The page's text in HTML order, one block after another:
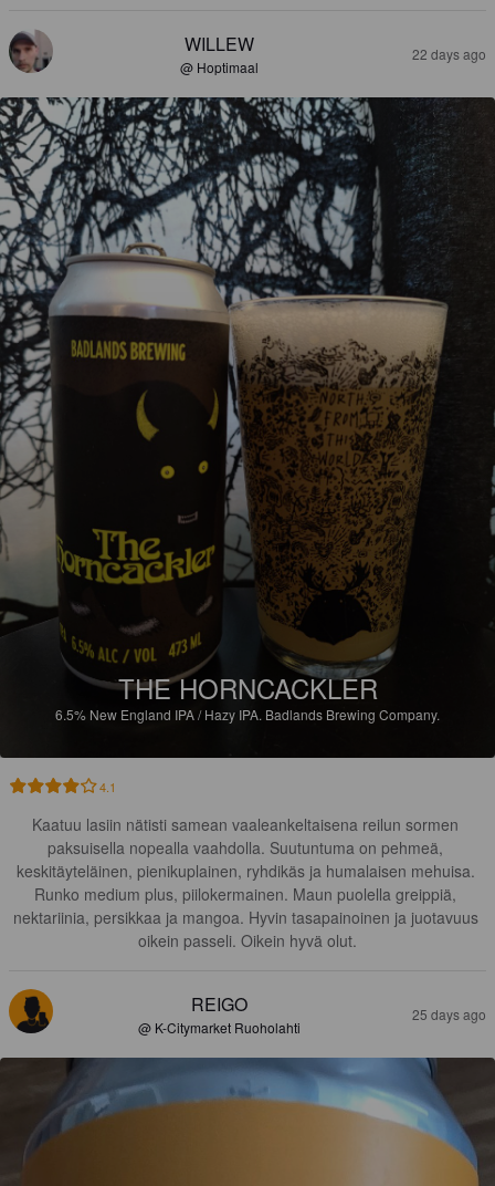
WILLEW
@ Hoptimaal
22 days ago
THE HORNCACKLER
6.5% New England IPA / Hazy IPA. Badlands Brewing Company.
4.1
Kaatuu lasiin nätisti samean vaaleankeltaisena reilun sormen
paksuisella nopealla vaahdolla. Suutuntuma on pehmeä,
keskitäyteläinen, pienikuplainen, ryhdikäs ja humalaisen mehuisa.
Runko medium plus, piilokermainen. Maun puolella greippiä,
nektariinia, persikkaa ja mangoa. Hyvin tasapainoinen ja juotavuus
oikein passeli. Oikein hyvä olut.
REIGO
@ K-Citymarket Ruoholahti
25 days ago